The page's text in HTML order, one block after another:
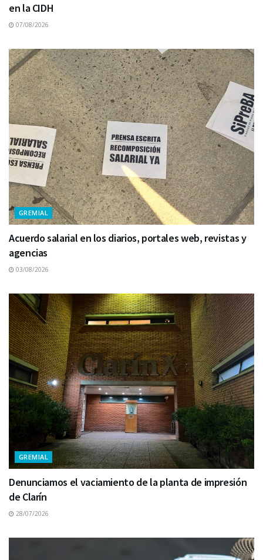
en la CIDH
07/08/2026
GREMIAL
Acuerdo salarial en los diarios, portales web, revistas y
agencias
03/08/2026
GREMIAL
Denunciamos el vaciamiento de la planta de impresión
de Clarín
28/07/2026